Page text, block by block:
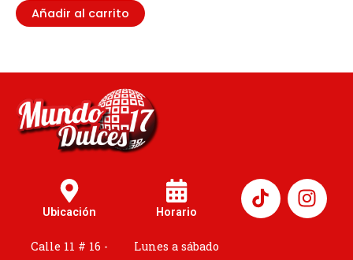
Añadir al carrito
Ubicación
Calle 11 # 16 -
Horario
Lunes a sábado
I
n
s